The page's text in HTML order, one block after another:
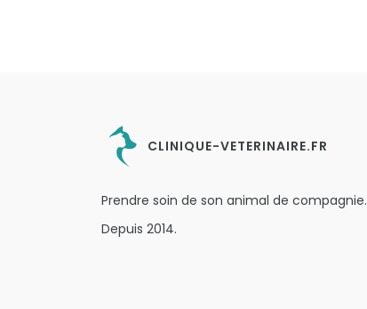
CLINIQUE-VETERINAIRE.FR
Prendre soin de son animal de compagnie.
Depuis 2014.